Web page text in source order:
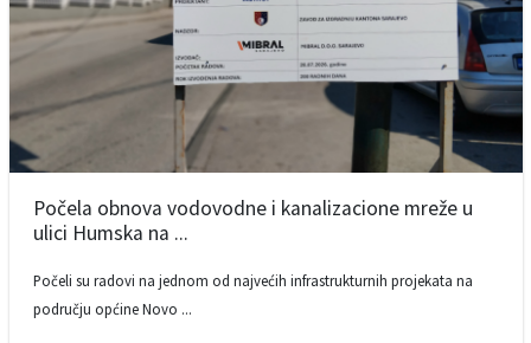
Počela obnova vodovodne i kanalizacione mreže u
ulici Humska na ...
Počeli su radovi na jednom od najvećih infrastrukturnih projekata na
području općine Novo ...